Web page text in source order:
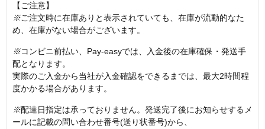
【ご注意】
※ご注文時に在庫ありと表示されていても、在庫が流動的なた
め、在庫がない場合がございます。
※コンビニ前払い、Pay-easyでは、入金後の在庫確保・発送手
配となります。
実際のご入金から当社が入金確認をできるまでは、最大2時間程
度かかる場合があります。
※配達日指定は承っておりません。発送完了後にお知らせするメ
ールに記載の問い合わせ番号(送り状番号)から、